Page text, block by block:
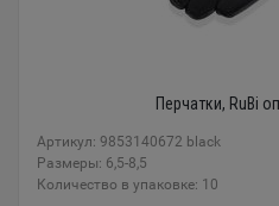
Перчатки, RuBi
Артикул: 9853140672 black
Размеры: 6,5-8,5
Количество в упаковке: 10